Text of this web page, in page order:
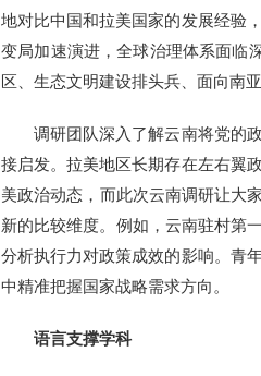
地对比中国和拉美国家的发展经验
变局加速演进，全球治理体系面临
区、生态文明建设排头兵、面向南
调研团队深入了解云南将党的政
接启发。拉美地区长期存在左右翼
美政治动态，而此次云南调研让大
新的比较维度。例如，云南驻村第
分析执行力对政策成效的影响。青
中精准把握国家战略需求方向。
语言支撑学科